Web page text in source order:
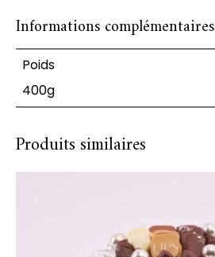
Informations complémentaires
Poids
400g
Produits similaires